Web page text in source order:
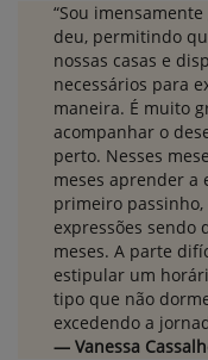
“Sou
deu, permitindo
nossas casas e
necessários para
maneira. É muito
acompanhar o
perto. Nesses
meses aprender a
primeiro
expressões sendo
meses. A parte
estipular um
tipo que não
excedendo a
— Vanessa